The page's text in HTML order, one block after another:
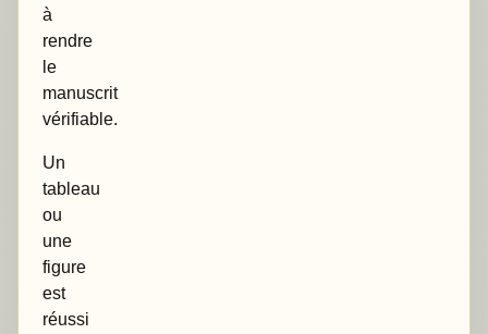
à
rendre
le
manuscrit
vérifiable.
Un
tableau
ou
une
figure
est
réussi